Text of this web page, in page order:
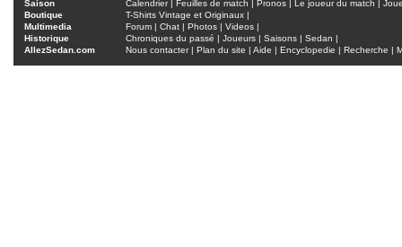
Saison Calendrier| Feuilles de match Pronos Le joueur du match
Boutique
T-Shirts Vintage et Originaux |
Multimedia
Forum | Chat | Photos | Videos |
Historique
Chroniques du passé | Joueurs | Saisons | Sedan |
AllezSedan.com
Nous contacter| Plan du site | Aide | Encyclopedie | Recherche |